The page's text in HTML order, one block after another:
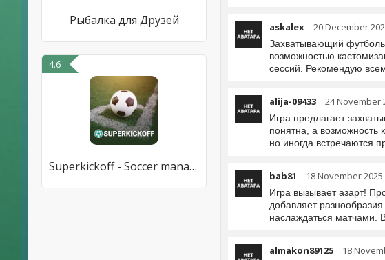
Рыбалка для Друзей
4.6
Superkickoff - Soccer manager
askalex 20 December
Захватывающий
возможностью
сессий. Рекомендую
alija-09433 24 November
Игра предлагает
понятна, а возможность
но иногда встречаются
bab81 18 November 2025
Игра вызывает азарт!
добавляет
наслаждаться матчами.
almakon89125 18